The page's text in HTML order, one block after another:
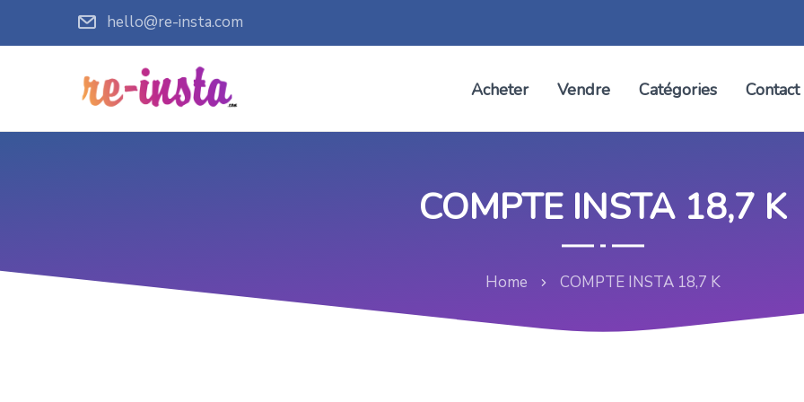
hello@re-insta.com
Acheter Vendre Catégories Contact
COMPTE INSTA 18,7 K
Home COMPTE INSTA 18,7 K